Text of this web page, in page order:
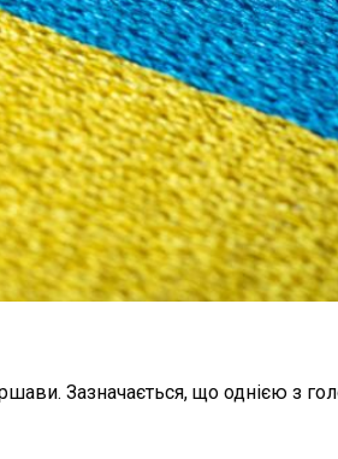
Зазначається, що однією з